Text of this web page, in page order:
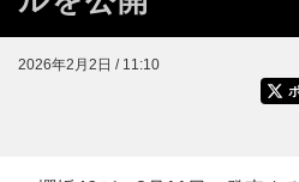
2026年2月2日 / 11:10